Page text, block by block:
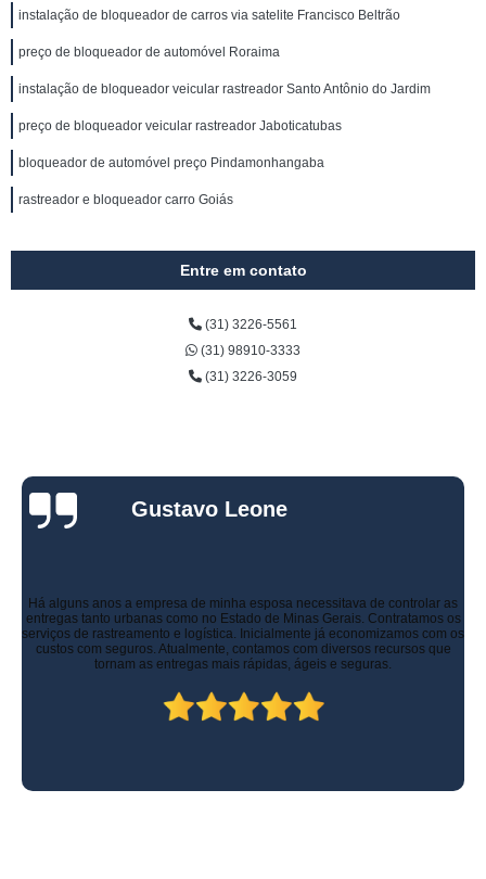
instalação de bloqueador de carros via satelite Francisco Beltrão
preço de bloqueador de automóvel Roraima
instalação de bloqueador veicular rastreador Santo Antônio do Jardim
preço de bloqueador veicular rastreador Jaboticatubas
bloqueador de automóvel preço Pindamonhangaba
rastreador e bloqueador carro Goiás
Entre em contato
(31) 3226-5561
(31) 98910-3333
(31) 3226-3059
Gustavo Leone
Há alguns anos a empresa de minha esposa necessitava de controlar as
entregas tanto urbanas como no Estado de Minas Gerais. Contratamos os
serviços de rastreamento e logística. Inicialmente já economizamos com os
custos com seguros. Atualmente, contamos com diversos recursos que
tornam as entregas mais rápidas, ágeis e seguras.